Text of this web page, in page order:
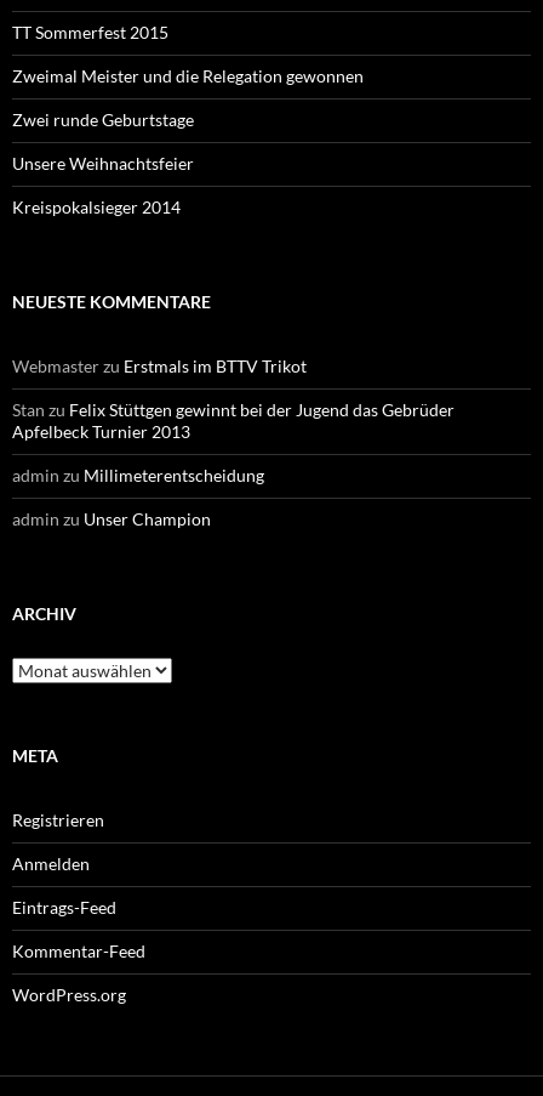
TT Sommerfest 2015
Zweimal Meister und die Relegation gewonnen
Zwei runde Geburtstage
Unsere Weihnachtsfeier
Kreispokalsieger 2014
NEUESTE KOMMENTARE
Webmasterzu Erstmals im BTTV Trikot
Stan zu Felix Stüttgen gewinnt bei der Jugend das Gebrüder
Apfelbeck Turnier 2013
admin zu Millimeterentscheidung
admin zu Unser Champion
ARCHIV
Archiv
META
Registrieren
Anmelden
Eintrags-Feed
Kommentar-Feed
WordPress.org